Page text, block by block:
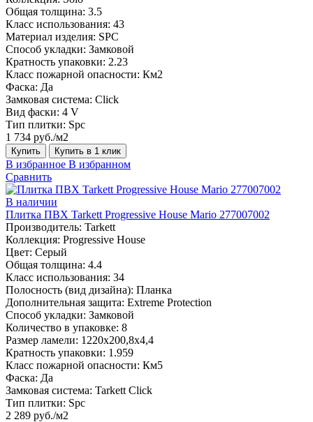
Общая толщина: 3.5
Класс использования: 43
Материал изделия: SPC
Способ укладки: Замковой
Кратность упаковки: 2.23
Класс пожарной опасности: Км2
Фаска: Да
Замковая система: Click
Вид фаски: 4 V
Тип плитки: Spc
1 734 руб./м2
Купить Купить в 1 клик
В избранное В избранном
Сравнить
В наличии
Плитка ПВХ Tarkett Progressive House Mario 277007002
Производитель: Tarkett
Коллекция: Progressive House
Цвет: Серый
Общая толщина: 4.4
Класс использования: 34
Полосность (вид дизайна): Планка
Дополнительная защита: Extreme Protection
Способ укладки: Замковой
Количество в упаковке: 8
Размер ламели: 1220х200,8х4,4
Кратность упаковки: 1.959
Класс пожарной опасности: Км5
Фаска: Да
Замковая система: Tarkett Click
Тип плитки: Spc
2 289 руб./м2